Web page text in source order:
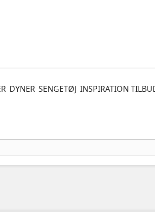
DYNER SENGETØJ INSPIRATION